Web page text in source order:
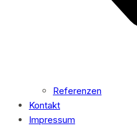
Referenzen
Kontakt
Impressum